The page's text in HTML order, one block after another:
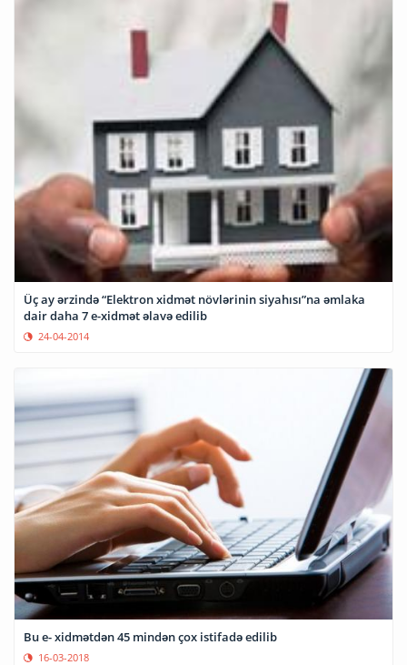
Üç ay ərzində “Elektron xidmət növlərinin siyahısı”na əmlaka
dair daha 7 e-xidmət əlavə edilib
24-04-2014
Bu e- xidmətdən 45 mindən çox istifadə edilib
16-03-2018